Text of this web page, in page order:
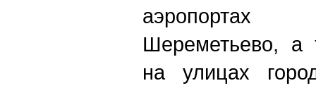
Шереметьево, а
на улицах